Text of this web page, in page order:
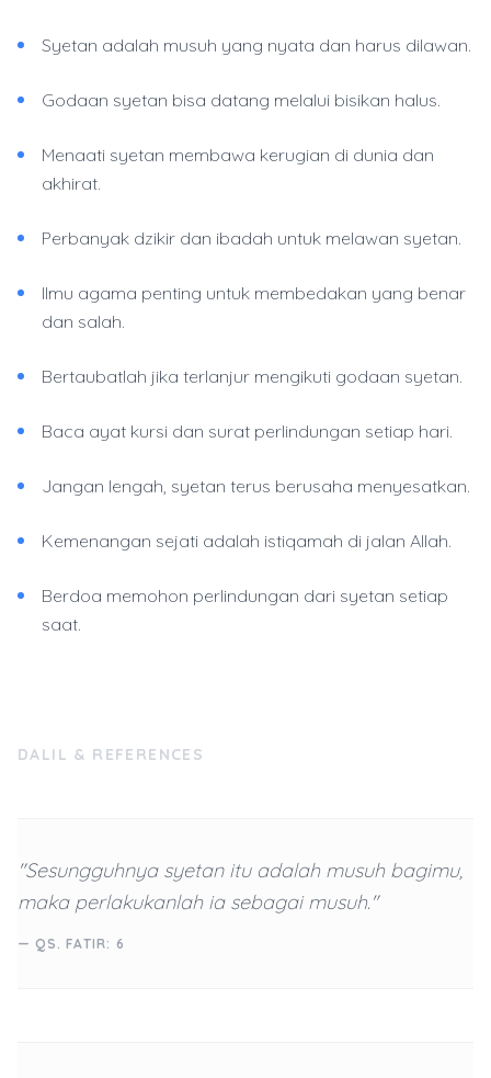
Syetan adalah musuh yang nyata dan harus dilawan.
Godaan syetan bisa datang melalui bisikan halus.
Menaati syetan membawa kerugian di dunia dan
akhirat.
Perbanyak dzikir dan ibadah untuk melawan syetan.
Ilmu agama penting untuk membedakan yang benar
dan salah.
Bertaubatlah jika terlanjur mengikuti godaan syetan.
Baca ayat kursi dan surat perlindungan setiap hari.
Jangan lengah, syetan terus berusaha menyesatkan.
Kemenangan sejati adalah istiqamah di jalan Allah.
Berdoa memohon perlindungan dari syetan setiap
saat.
DALIL & REFERENCES
"Sesungguhnya syetan itu adalah musuh bagimu,
maka perlakukanlah ia sebagai musuh."
— QS. FATIR: 6